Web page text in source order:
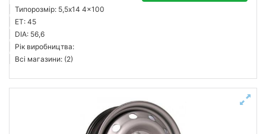
Типорозмір: 5,5x14 4x100
ET: 45
DIA: 56,6
Рік виробництва:
Всі магазини: (2)